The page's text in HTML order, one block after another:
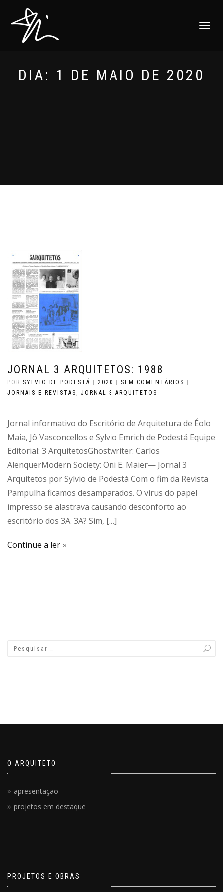
ALTERNAR
DIA: 1 DE MAIO DE 2020
JORNAL 3 ARQUITETOS: 1988
POR SYLVIO DE PODESTÁ 2020 SEM COMENTÁRIOS
JORNAIS E REVISTAS , JORNAL 3 ARQUITETOS
Jornal informativo do Escritório de Arquitetura de Éolo
Maia, Jô Vasconcellos e Sylvio Emrich de Podestá Equipe
Editorial: 3 ArquitetosGhostwriter: Carlos
AlenquerModern Society: Oni E. Maier— Jornal 3
Arquitetos por Sylvio de Podestá Com o fim da Revista
Pampulha ficamos desamparados. O vírus do papel
impresso se alastrava causando desconforto ao
escritório dos 3A. 3A? Sim, […]
Continue a ler
O ARQUITETO
apresentação
projetos em destaque
PROJETOS E OBRAS